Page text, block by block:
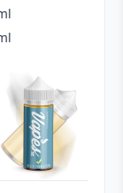
Passionsfrukt